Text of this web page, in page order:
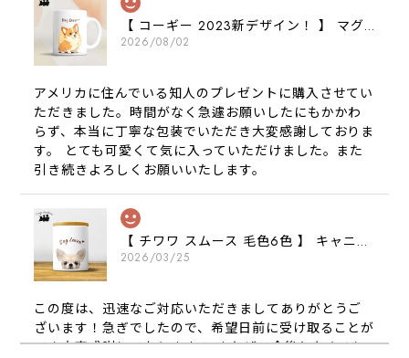
【 コーギー 2023新デザイン！ 】 マグカップ お家用 プレゼント 犬 うちの子 犬グッズ ギフト
2026/08/02
アメリカに住んでいる知人のプレゼントに購入させてい
ただきました。時間がなく急遽お願いしたにもかかわ
らず、本当に丁寧な包装でいただき大変感謝しておりま
す。 とても可愛くて気に入っていただけました。また
引き続きよろしくお願いいたします。
【 チワワ スムース 毛色6色 】 キャニスター 保存容器 お家用 プレゼント 犬 ペット うちの子 犬グッズ
2026/03/25
この度は、迅速なご対応いただきましてありがとうご
ざいます！急ぎでしたので、希望日前に受け取ることが
でき大変感謝しております！ またぜひ今後ともよろし